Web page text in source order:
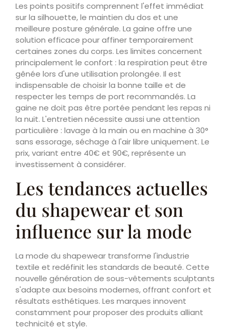
Les points positifs comprennent l'effet immédiat
sur la silhouette, le maintien du dos et une
meilleure posture générale. La gaine offre une
solution efficace pour affiner temporairement
certaines zones du corps. Les limites concernent
principalement le confort : la respiration peut être
gênée lors d'une utilisation prolongée. Il est
indispensable de choisir la bonne taille et de
respecter les temps de port recommandés. La
gaine ne doit pas être portée pendant les repas ni
la nuit. L'entretien nécessite aussi une attention
particulière : lavage à la main ou en machine à 30°
sans essorage, séchage à l'air libre uniquement. Le
prix, variant entre 40€ et 90€, représente un
investissement à considérer.
Les tendances actuelles
du shapewear et son
influence sur la mode
La mode du shapewear transforme l'industrie
textile et redéfinit les standards de beauté. Cette
nouvelle génération de sous-vêtements sculptants
s'adapte aux besoins modernes, offrant confort et
résultats esthétiques. Les marques innovent
constamment pour proposer des produits alliant
technicité et style.